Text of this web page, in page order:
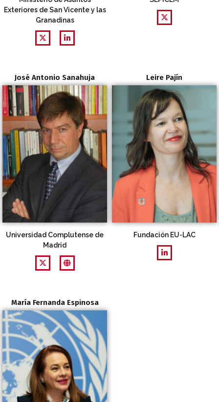
Exteriores de San Vicente y las
Granadinas
José Antonio Sanahuja
Universidad Complutense de
Madrid
Leire Pajín
Fundación EU-LAC
María Fernanda Espinosa